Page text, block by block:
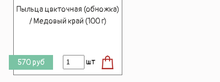
Пыльца цвкточная (обножка)
/ Медовый край (100 г)
570 руб шт